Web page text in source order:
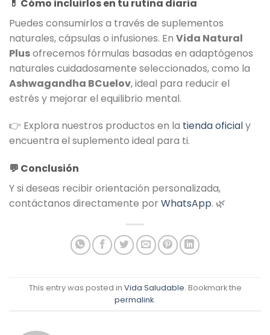
💊 Cómo incluirlos en tu rutina diaria
Puedes consumirlos a través de suplementos
naturales, cápsulas o infusiones. En Vida Natural
Plusofrecemos fórmulas basadas en adaptógenos
naturales cuidadosamente seleccionados, como la
Ashwagandha BCuelov, ideal para reducir el
estrés y mejorar el equilibrio mental.
👉 Explora nuestros productos en la tienda oficialy
encuentra el suplemento ideal para ti.
💬 Conclusión
Y si deseas recibir orientación personalizada,
contáctanos directamente por WhatsApp. 🌿
This entry was posted in Vida Saludable. Bookmark the
permalink.